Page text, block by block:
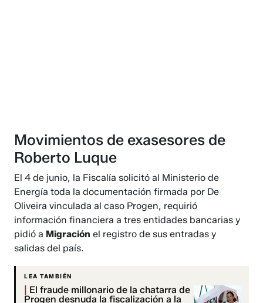
Movimientos de exasesores de
Roberto Luque
El 4 de junio, la Fiscalía solicitó al Ministerio de
Energía toda la documentación firmada por De
Oliveira vinculada al caso Progen, requirió
información financiera a tres entidades bancarias y
pidió a Migración el registro de sus entradas y
salidas del país.
LEA TAMBIÉN
El fraude millonario de la chatarra de
Progen desnuda la fiscalización a la